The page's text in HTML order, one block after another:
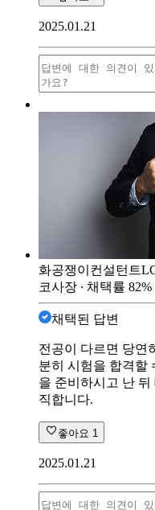
2025.01.21
화공쟁이컨설턴트
코사장 ∙ 채택률 82%
채택된 답변
전공이 다르면 당연
분히 시험을 합격할
을 준비하시고 난
직합니다.
좋아요 1
2025.01.21